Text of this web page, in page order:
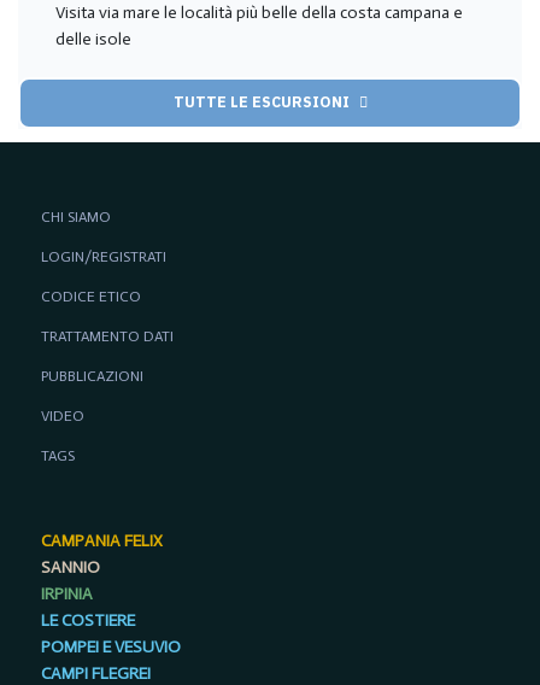
Visita via mare le località più belle della costa campana e
delle isole
TUTTE LE ESCURSIONI
CHI SIAMO
LOGIN/REGISTRATI
CODICE ETICO
TRATTAMENTO DATI
PUBBLICAZIONI
VIDEO
TAGS
CAMPANIA FELIX
SANNIO
IRPINIA
LE COSTIERE
POMPEI E VESUVIO
CAMPI FLEGREI